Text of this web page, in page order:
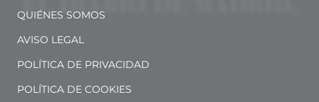
QUIÉNES SOMOS
AVISO LEGAL
POLÍTICA DE PRIVACIDAD
POLÍTICA DE COOKIES